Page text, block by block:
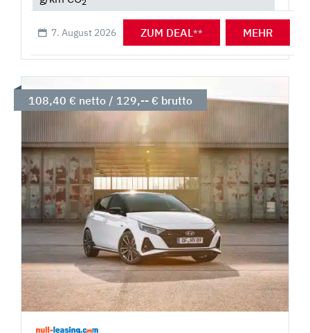
7. August 2026 ZUM DEAL** MEHR
108,40 € netto / 129,-- € brutto